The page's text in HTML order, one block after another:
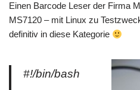
Einen Barcode Leser der Firma
MS7120 – mit Linux zu
definitiv in diese Kategorie
#!/bin/bash